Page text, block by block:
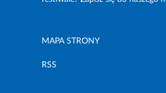
MAPA STRONY
RSS